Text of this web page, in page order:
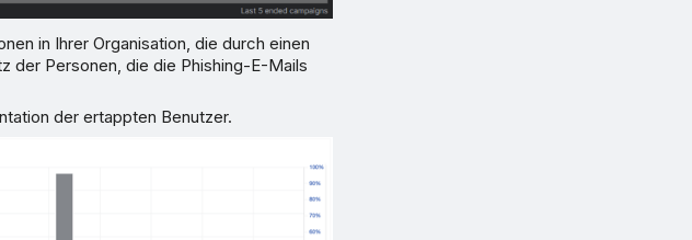
in Ihrer Organisation, die durch einen
der Personen, die die Phishing-E-Mails
der ertappten Benutzer.